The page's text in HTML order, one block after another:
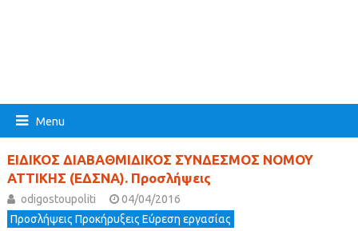
Menu
ΕΙΔΙΚΟΣ ΔΙΑΒΑΘΜΙΔΙΚΟΣ ΣΥΝΔΕΣΜΟΣ ΝΟΜΟΥ
ΑΤΤΙΚΗΣ (ΕΔΣΝΑ). Προσλήψεις
odigostoupoliti
04/04/2016
Προσλήψεις Προκήρυξεις Εύρεση εργασίας